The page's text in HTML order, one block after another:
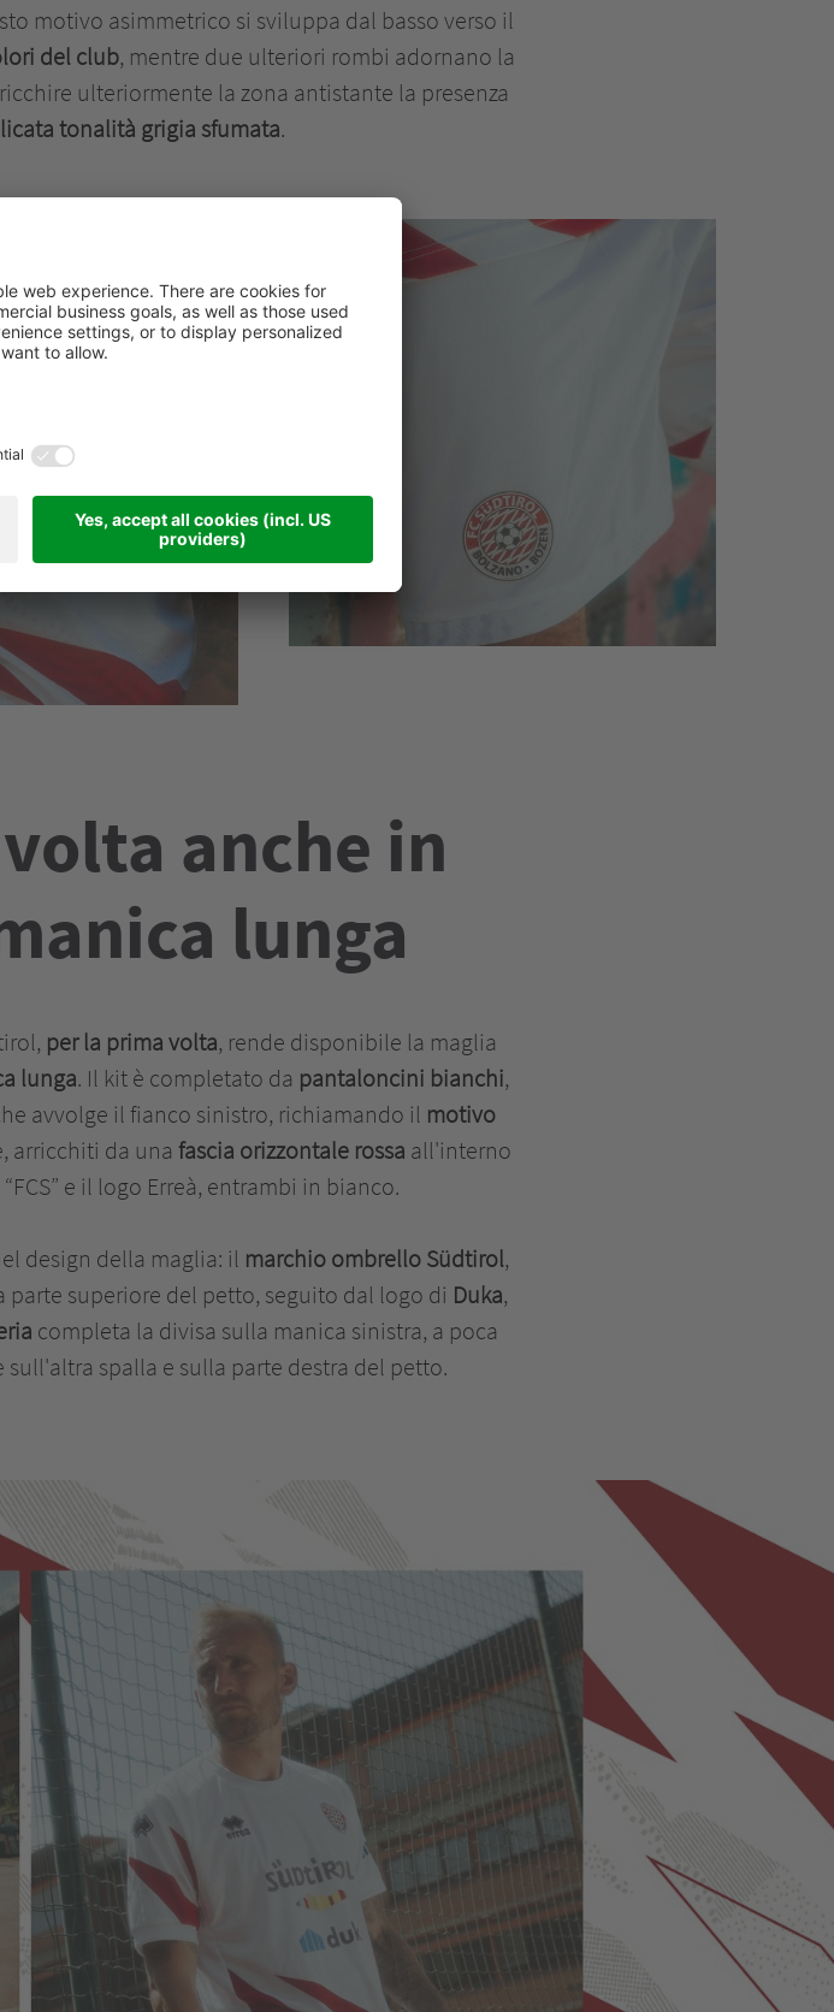
motivo asimmetrico si sviluppa dal basso verso il
del club, mentre due ulteriori rombi adornano la
ulteriormente la zona antistante la presenza
tonalità grigia sfumata.
anche in
lunga
per la prima volta, rende disponibile la maglia
lunga. Il kit è completato da pantaloncini bianchi,
avvolge il fianco sinistro, richiamando il motivo
arricchiti da una fascia orizzontale rossa all'interno
e il logo Erreà, entrambi in bianco.
design della maglia: il marchio ombrello Südtirol,
superiore del petto, seguito dal logo di Duka,
completa la divisa sulla manica sinistra, a poca
sull'altra spalla e sulla parte destra del petto.